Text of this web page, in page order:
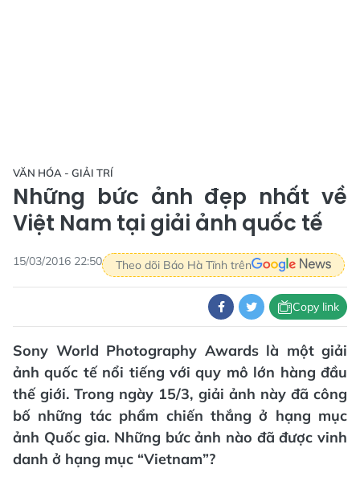
VĂN HÓA - GIẢI TRÍ
Những bức ảnh đẹp nhất về
Việt Nam tại giải ảnh quốc tế
15/03/2016 22:50 Theo dõi Báo Hà Tĩnh trên
Copy link
Sony World Photography Awards là một giải
ảnh quốc tế nổi tiếng với quy mô lớn hàng đầu
thế giới. Trong ngày 15/3, giải ảnh này đã công
bố những tác phẩm chiến thắng ở hạng mục
ảnh Quốc gia. Những bức ảnh nào đã được vinh
danh ở hạng mục “Vietnam”?